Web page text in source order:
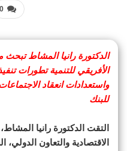
0
الدكتورة رانيا المشاط تبحث
الأفريقي للتنمية تطورات
واستعدادات انعقاد
للبنك
التقت الدكتورة رانيا
الاقتصادية والتعاون